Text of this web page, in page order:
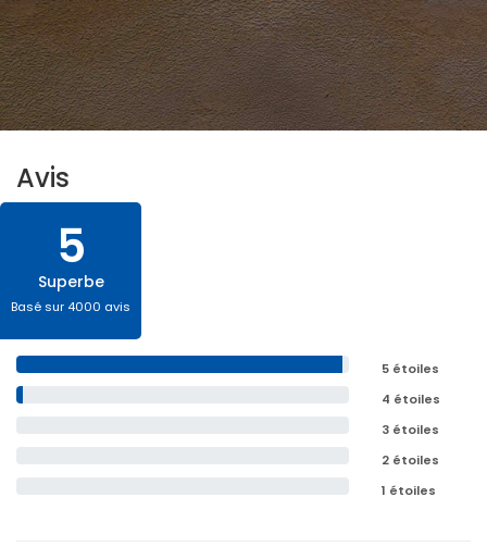
Avis
5
Superbe
Basé sur 4000 avis
5 étoiles
4 étoiles
3 étoiles
2 étoiles
1 étoiles